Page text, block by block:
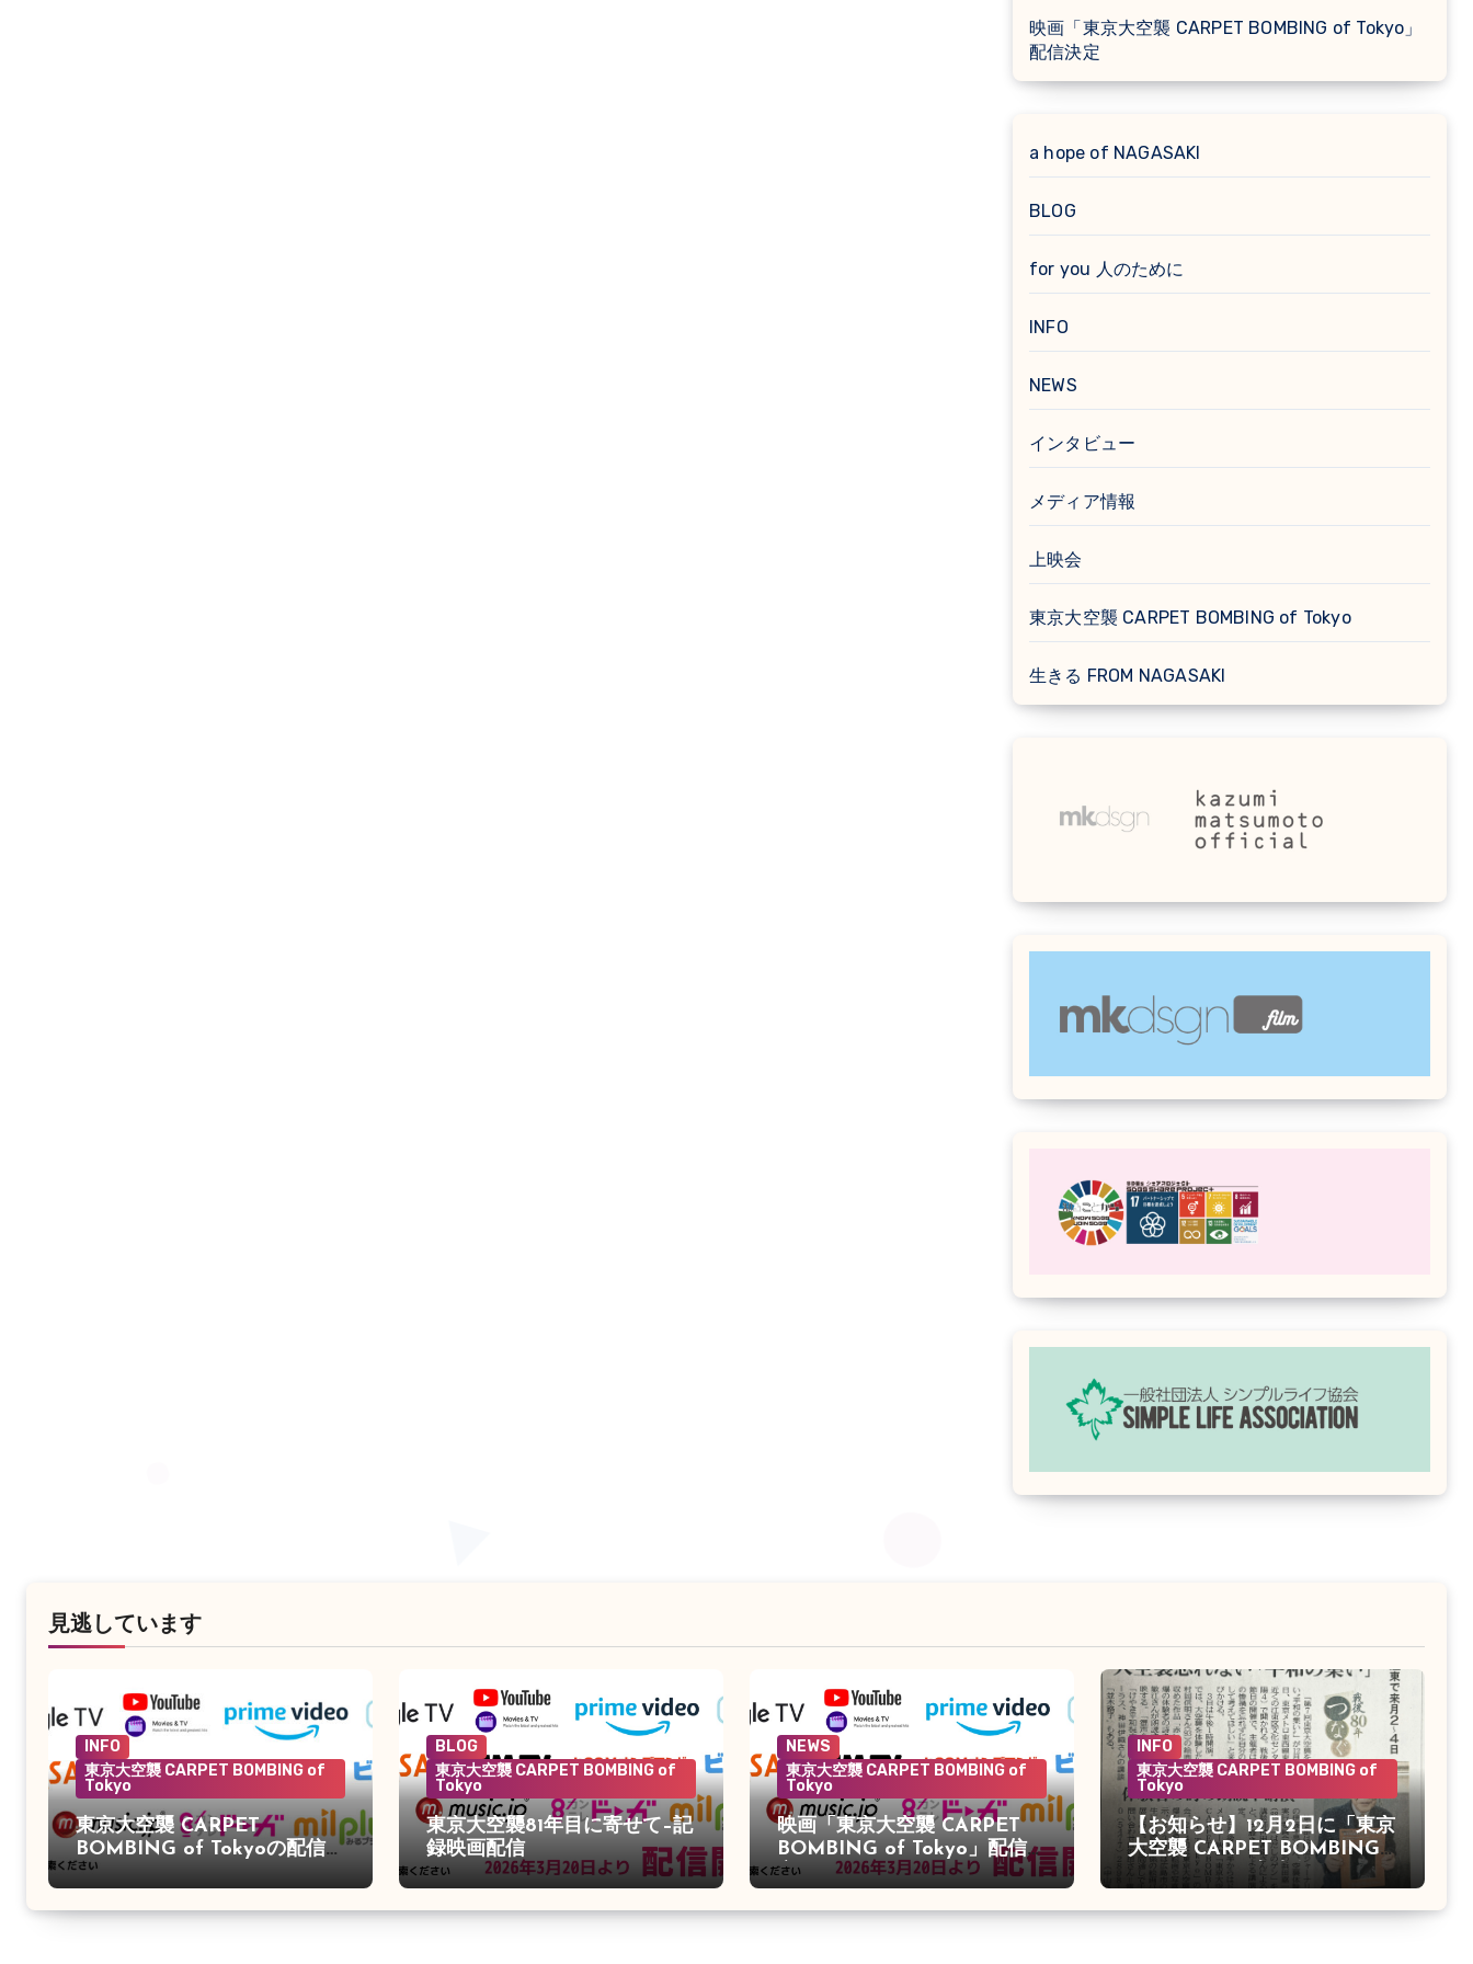
映画「東京大空襲 CARPET BOMBING of Tokyo」
配信決定
a hope of NAGASAKI
BLOG
for you 人のために
INFO
NEWS
インタビュー
メディア情報
上映会
東京大空襲 CARPET BOMBING of Tokyo
生きる FROM NAGASAKI
見逃しています
INFO
東京大空襲 CARPET BOMBING of
Tokyo
東京大空襲 CARPET
BOMBING of Tokyoの配信が
始まりました。
BLOG
東京大空襲 CARPET BOMBING of
Tokyo
東京大空襲81年目に寄せて–記
録映画配信
NEWS
東京大空襲 CARPET BOMBING of
Tokyo
映画「東京大空襲 CARPET
BOMBING of Tokyo」配信決
定
INFO
東京大空襲 CARPET BOMBING of
Tokyo
【お知らせ】12月2日に「東京
大空襲 CARPET BOMBING
of Tokyo」の上映会がありま
す